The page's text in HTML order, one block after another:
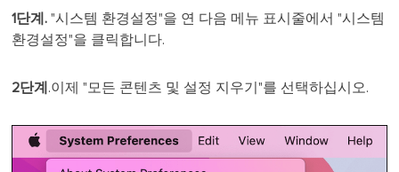
1단계. "시스템 환경설정"을 연 다음 메뉴 표시줄에서 "시스템
환경설정"을 클릭합니다.
2단계 .이제 "모든 콘텐츠 및 설정 지우기"를 선택하십시오.